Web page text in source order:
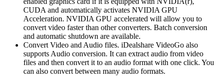
CUDA and automatically activates NVIDIA GPU
Acceleration. NVIDIA GPU accelerated will allow you to
convert video faster than other converters. Batch conversion
and automatic shutdown are available.
Convert Video and Audio files. iDealshare VideoGo also
supports Audio conversion. It can extract audio from video
files and then convert it to an audio format with one click. You
can also convert between many audio formats.